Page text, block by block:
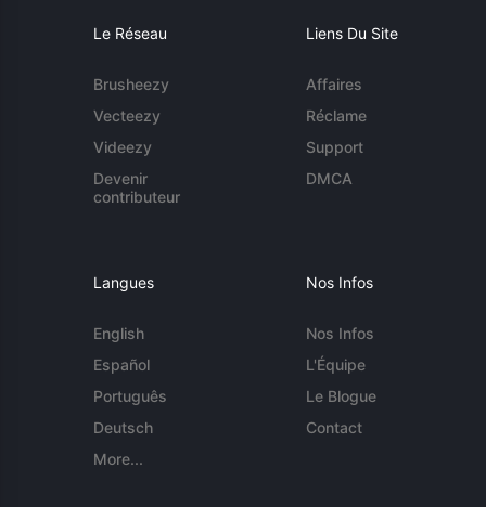
Le Réseau
Brusheezy
Vecteezy
Videezy
Devenir
contributeur
Liens Du Site
Affaires
Réclame
Support
DMCA
Langues
English
Español
Português
Deutsch
More...
Nos Infos
Nos Infos
L'Équipe
Le Blogue
Contact